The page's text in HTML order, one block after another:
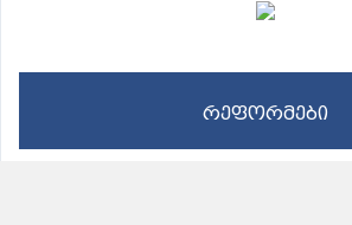
რეფორმები